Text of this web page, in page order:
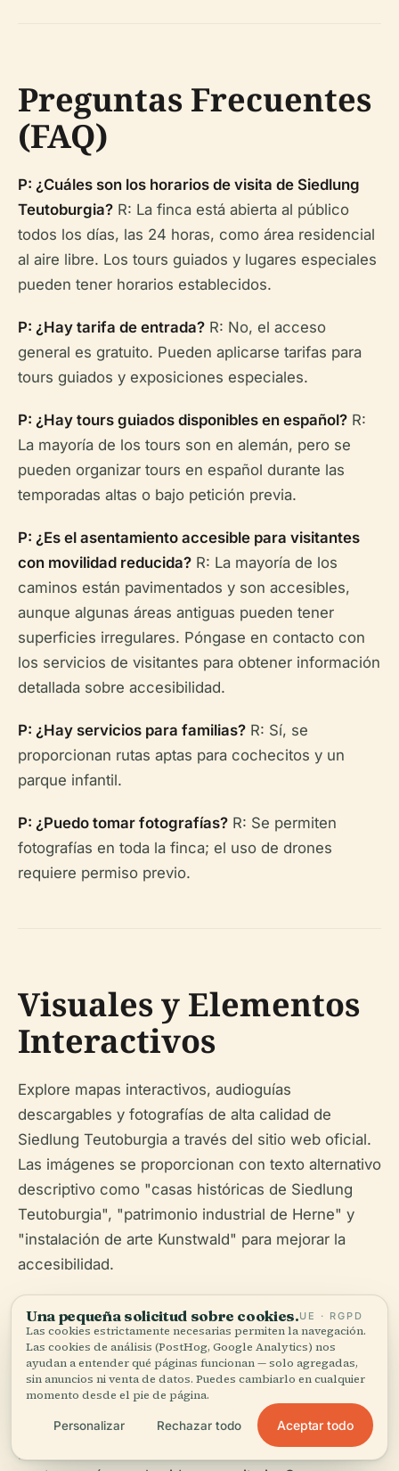
Preguntas Frecuentes
(FAQ)
P: ¿Cuáles son los horarios de visita de Siedlung
Teutoburgia? R: La finca está abierta al público
todos los días, las 24 horas, como área residencial
al aire libre. Los tours guiados y lugares especiales
pueden tener horarios establecidos.
P: ¿Hay tarifa de entrada? R: No, el acceso
general es gratuito. Pueden aplicarse tarifas para
tours guiados y exposiciones especiales.
P: ¿Hay tours guiados disponibles en español? R:
La mayoría de los tours son en alemán, pero se
pueden organizar tours en español durante las
temporadas altas o bajo petición previa.
P: ¿Es el asentamiento accesible para visitantes
con movilidad reducida? R: La mayoría de los
caminos están pavimentados y son accesibles,
aunque algunas áreas antiguas pueden tener
superficies irregulares. Póngase en contacto con
los servicios de visitantes para obtener información
detallada sobre accesibilidad.
P: ¿Hay servicios para familias? R: Sí, se
proporcionan rutas aptas para cochecitos y un
parque infantil.
P: ¿Puedo tomar fotografías? R: Se permiten
fotografías en toda la finca; el uso de drones
requiere permiso previo.
Visuales y Elementos
Interactivos
Explore mapas interactivos, audioguías
descargables y fotografías de alta calidad de
Siedlung Teutoburgia a través del sitio web oficial.
Las imágenes se proporcionan con texto alternativo
descriptivo como "casas históricas de Siedlung
Teutoburgia", "patrimonio industrial de Herne" y
"instalación de arte Kunstwald" para mejorar la
accesibilidad.
Siedlung Teutoburgia en Herne es un modelo de
preservación exitosa y reutilización adaptativa de
un sitio de patrimonio industrial, que combina a la
perfección su pasado industrial con la cultura
Una pequeña solicitud sobre cookies.UE · RGPD
Las cookies estrictamente necesarias permiten la navegación.
Las cookies de análisis (PostHog, Google Analytics) nos
ayudan a entender qué páginas funcionan — solo agregadas,
sin anuncios ni venta de datos. Puedes cambiarlo en cualquier
momento desde el pie de página.
Personalizar Rechazar todo Aceptar todo